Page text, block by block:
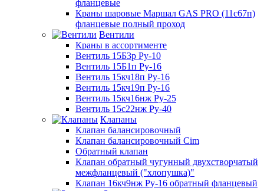
фланцевые
Краны шаровые Маршал GAS PRO (11с67п)
фланцевые полный проход
Вентили
Краны в ассортименте
Вентиль 15Б3р Ру-10
Вентиль 15Б1п Ру-16
Вентиль 15кч18п Ру-16
Вентиль 15кч19п Ру-16
Вентиль 15кч16нж Ру-25
Вентиль 15с22нж Ру-40
Клапаны
Клапан балансировочный
Клапан балансировочный Cim
Обратный клапан
Клапан обратный чугунный двухстворчатый
межфланцевый ("хлопушка)"
Клапан 16кч9нж Ру-16 обратный фланцевый